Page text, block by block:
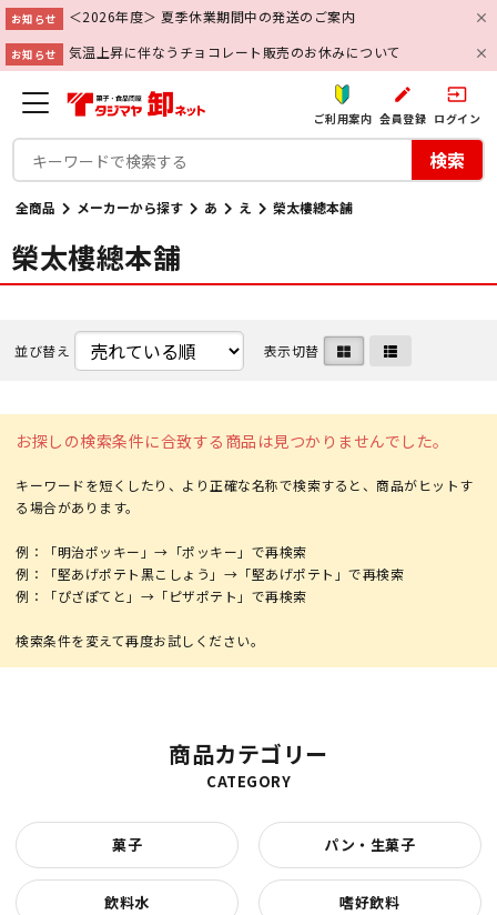
お知らせ ＜2026年度＞ 夏季休業期間中の発送のご案内
お知らせ 気温上昇に伴なうチョコレート販売のお休みについて
ご利用案内
create
会員登録
input
ログイン
検索
全商品 メーカーから探す あ え 榮太樓總本舗
榮太樓總本舗
並び替え 表示切替
お探しの検索条件に合致する商品は見つかりませんでした。
キーワードを短くしたり、より正確な名称で検索すると、商品がヒットす
る場合があります。
例：「明治ポッキー」→「ポッキー」で再検索
例：「堅あげポテト黒こしょう」→「堅あげポテト」で再検索
例：「ぴざぽてと」→「ピザポテト」で再検索
商品カテゴリー
CATEGORY
菓子 パン・生菓子
飲料水 嗜好飲料